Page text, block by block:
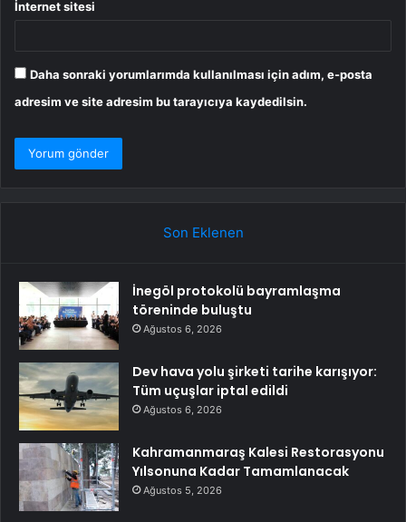
İnternet sitesi
Daha sonraki yorumlarımda kullanılması için adım, e-posta
adresim ve site adresim bu tarayıcıya kaydedilsin.
Son Eklenen
İnegöl protokolü bayramlaşma
töreninde buluştu
Ağustos 6, 2026
Dev hava yolu şirketi tarihe karışıyor:
Tüm uçuşlar iptal edildi
Ağustos 6, 2026
Kahramanmaraş Kalesi Restorasyonu
Yılsonuna Kadar Tamamlanacak
Ağustos 5, 2026